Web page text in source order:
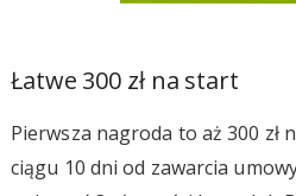
Łatwe 300 zł na start
Pierwsza nagroda to aż 300 zł
ciągu 10 dni od zawarcia